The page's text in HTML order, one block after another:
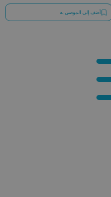
أضف إلى الموصى به